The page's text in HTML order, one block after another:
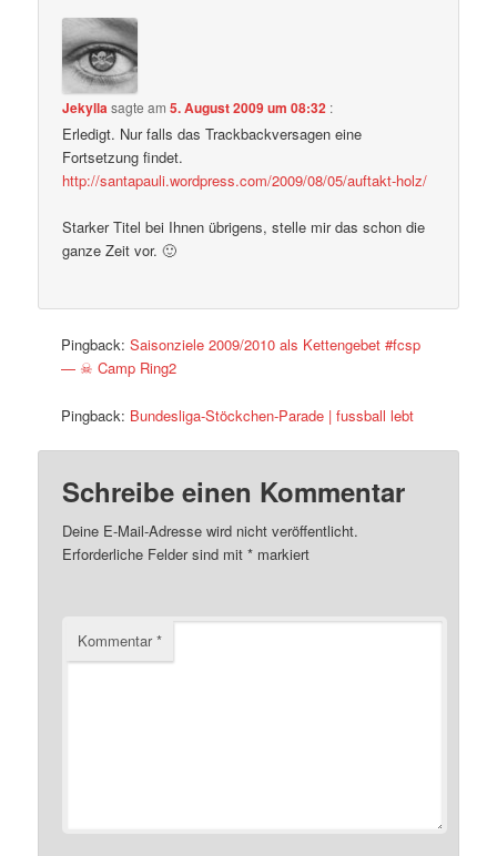
Jekyllasagte am5. August 2009 um 08:32 :
Erledigt. Nur falls das Trackbackversagen eine
Fortsetzung findet.
http://santapauli.wordpress.com/2009/08/05/auftakt-holz/
Starker Titel bei Ihnen übrigens, stelle mir das schon die
ganze Zeit vor. 🙂
Pingback:Saisonziele 2009/2010 als Kettengebet #fcsp
— ☠ Camp Ring2
Pingback: Bundesliga-Stöckchen-Parade | fussball lebt
Schreibe einen Kommentar
Deine E-Mail-Adresse wird nicht veröffentlicht.
Erforderliche Felder sind mit* markiert
Kommentar*